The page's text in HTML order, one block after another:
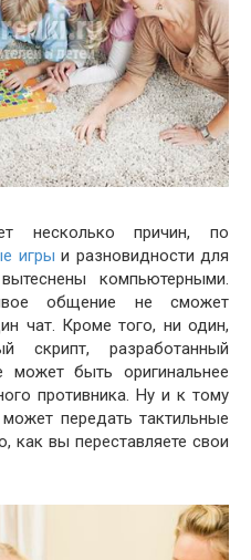
несколько причин, по
игры и разновидности для
компьютерными.
общение не сможет
чат. Кроме того, ни один,
скрипт, разработанный
может быть оригинальнее
противника. Ну и к тому
передать тактильные
как вы переставляете свои